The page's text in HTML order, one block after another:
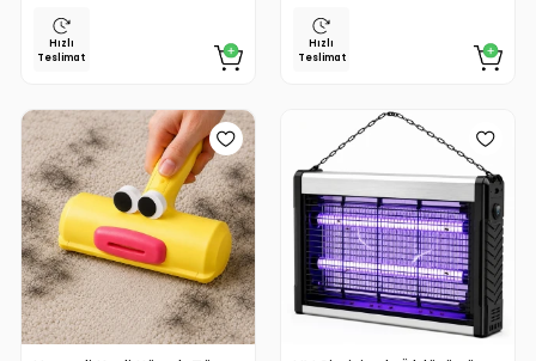
Hızlı
Teslimat
Hızlı
Teslimat